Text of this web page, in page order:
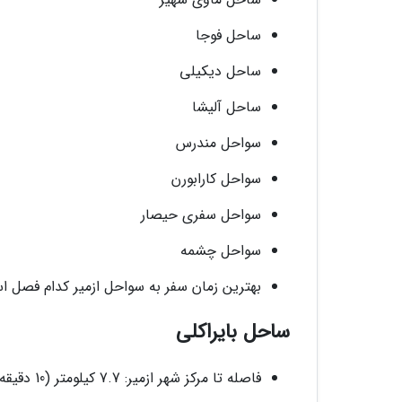
ساحل فوجا
ساحل دیکیلی
ساحل آلیشا
سواحل مندرس
سواحل کارابورن
سواحل سفری حیصار
سواحل چشمه
بهترین زمان سفر به سواحل ازمیر کدام
ساحل بایراکلی
فاصله تا مرکز شهر ازمیر: 7.7 کیلومتر (10 دقیقه)